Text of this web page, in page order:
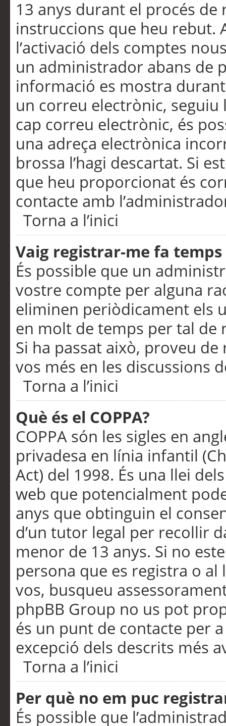
13 anys durant el procés de
instruccions que heu rebut.
l’activació dels comptes
un administrador abans de
informació es mostra
un correu electrònic,
cap correu electrònic, és
una adreça electrònica
brossa l’hagi descartat. Si
que heu proporcionat és
contacte amb
Torna a l’inici
Vaig registrar-me fa
És possible que un
vostre compte per alguna
eliminen periòdicament els
en molt de temps per tal de
Si ha passat això, proveu
vos més en les discussions
Torna a l’inici
Què és el COPPA?
COPPA són les sigles en
privadesa en línia infantil
Act) del 1998. És una llei
web que potencialment
anys que obtinguin el
d’un tutor legal per recollir
menor de 13 anys. Si no
persona que es registra o
vos, busqueu
phpBB Group no us pot
és un punt de contacte per
excepció dels descrits més
Torna a l’inici
Per què no em puc
És possible que